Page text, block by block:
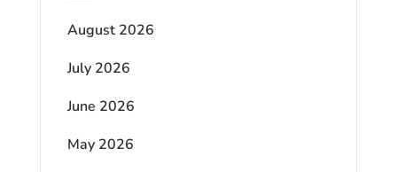
August 2026
July 2026
June 2026
May 2026